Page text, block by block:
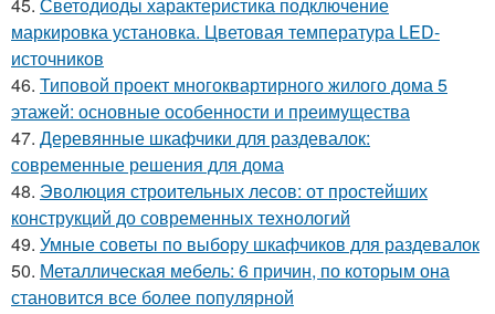
маркировка установка. Цветовая температура LED-
источников
46. Типовой проект многоквартирного жилого дома 5
этажей: основные особенности и преимущества
47. Деревянные шкафчики для раздевалок:
современные решения для дома
48. Эволюция строительных лесов: от простейших
конструкций до современных технологий
49. Умные советы по выбору шкафчиков для раздевалок
50. Металлическая мебель: 6 причин, по которым она
становится все более популярной